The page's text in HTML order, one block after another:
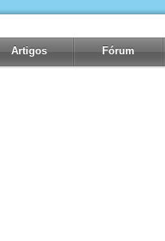
Artigos Fórum